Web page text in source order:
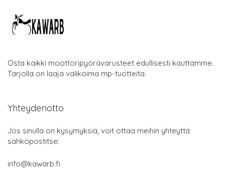
Osta kaikki moottoripyörävarusteet edullisesti kauttamme.
Tarjolla on laaja valikoima mp-tuotteita.
Yhteydenotto
Jos sinulla on kysymyksiä, voit ottaa meihin yhteyttä
sähköpostitse:
info@kawarb.fi